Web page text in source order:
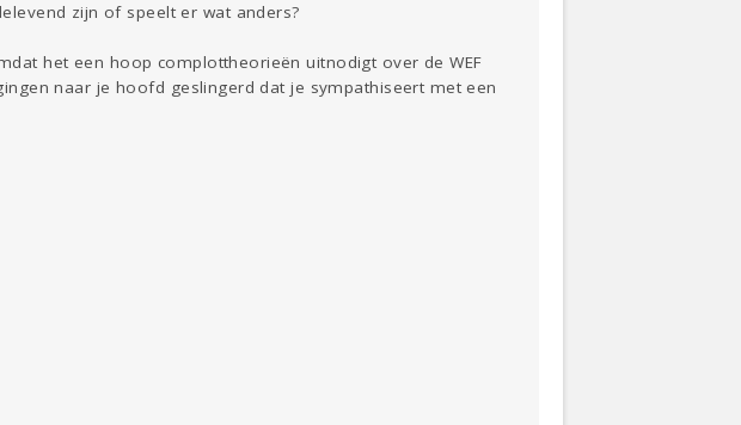
zijn of speelt er wat anders?
het een hoop complottheorieën uitnodigt over de WEF
naar je hoofd geslingerd dat je sympathiseert met een